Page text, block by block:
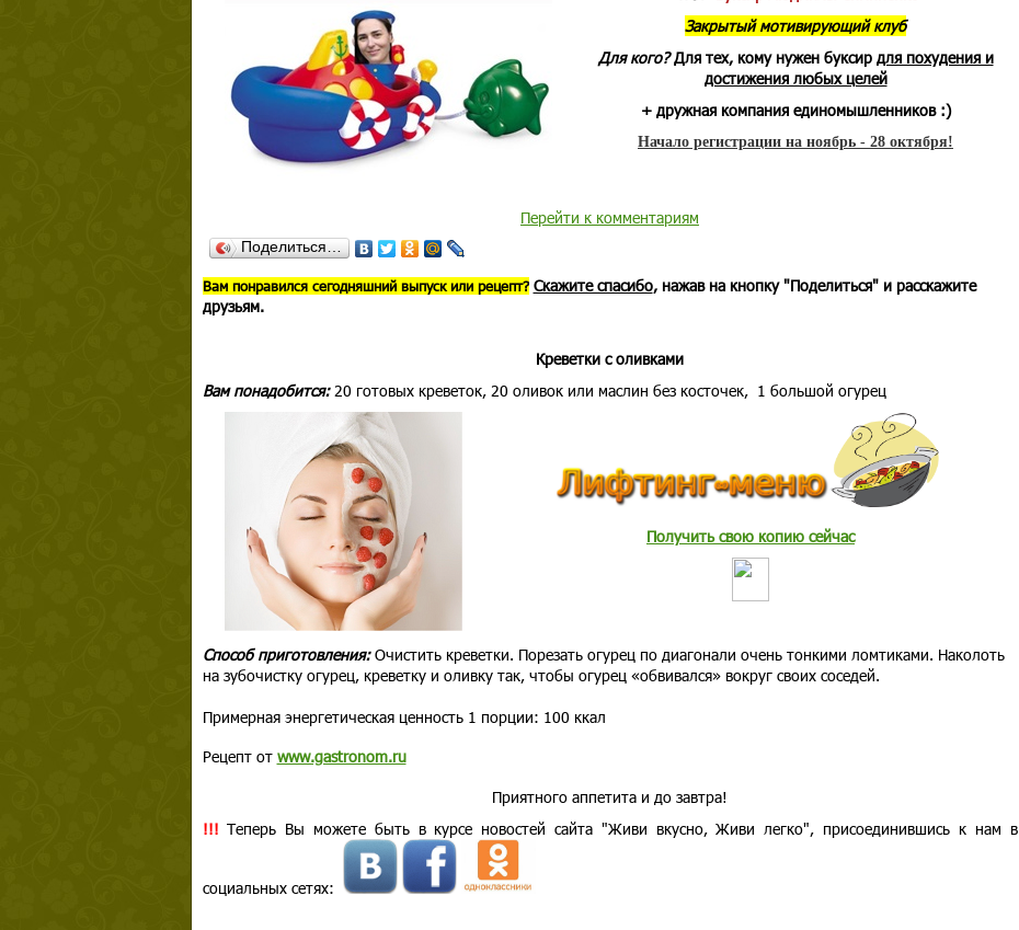
Закрытый мотивирующий клуб
Для кого?Для тех, кому нужен буксир для похудения и
достижения любых целей
+ дружная компания единомышленников :)
Начало регистрации на ноябрь - 28 октября!
Перейти к комментариям
Поделиться…
Вам понравился сегодняшний выпуск или рецепт? Скажите спасибо, нажав на кнопку "Поделиться" и расскажите
друзьям.
Креветки с оливками
Вам понадобится:20 готовых креветок, 20 оливок или маслин без косточек, 1 большой огурец
Получить свою копию сейчас
Способ приготовления:Очистить креветки. Порезать огурец по диагонали очень тонкими ломтиками. Наколоть
на зубочистку огурец, креветку и оливку так, чтобы огурец «обвивался» вокруг своих соседей.
Примерная энергетическая ценность 1 порции: 100 ккал
Рецепт от www.gastronom.ru
Приятного аппетита и до завтра!
!!! Теперь Вы можете быть в курсе новостей сайта "Живи вкусно, Живи легко", присоединившись к нам в
социальных сетях: